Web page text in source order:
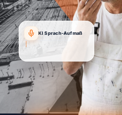
KI Sprach-Aufmaß
"Angebot für Kunde Müller...
Kompl